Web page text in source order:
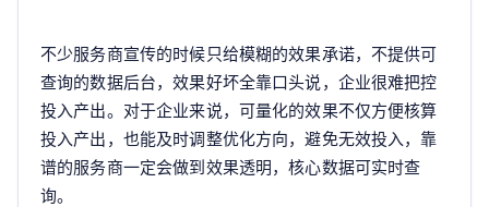
不少服务商宣传的时候只给模糊的效果承诺，不提供可
查询的数据后台，效果好坏全靠口头说，企业很难把控
投入产出。对于企业来说，可量化的效果不仅方便核算
投入产出，也能及时调整优化方向，避免无效投入，靠
谱的服务商一定会做到效果透明，核心数据可实时查
询。